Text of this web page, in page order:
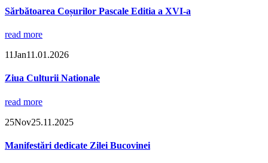
Sărbătoarea Coșurilor Pascale Editia a XVI-a
read more
11Jan11.01.2026
Ziua Culturii Nationale
read more
25Nov25.11.2025
Manifestări dedicate Zilei Bucovinei